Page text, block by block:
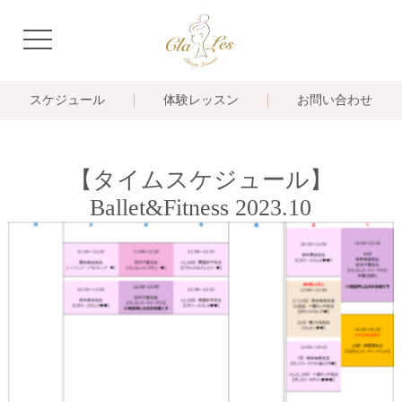
navigation
スケジュール 体験レッスン お問い合わせ
【タイムスケジュール】
Ballet&Fitness 2023.10